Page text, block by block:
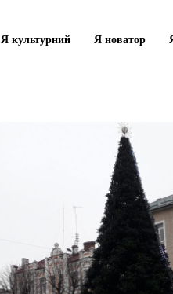
Я культурний Я новатор